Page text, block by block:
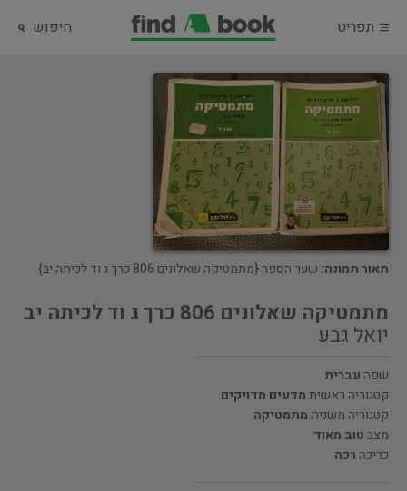
תפריט חיפוש
תאור תמונה: שער הספר {מתמטיקה שאלונים 806 כרך ג וד לכיתה יב}
מתמטיקה שאלונים 806 כרך ג וד לכיתה יב
יואל גבע
שפה עברית
קטגוריה ראשיתמדעים מדויקים
קטגוריה משניתמתמטיקה
מצבטוב מאוד
כריכה רכה